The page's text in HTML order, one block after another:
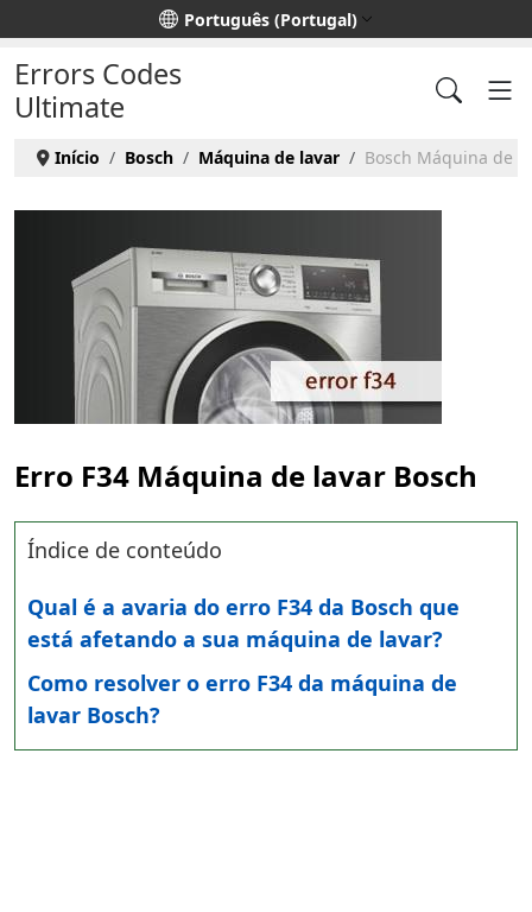
Escolha o seu idioma Português (Portugal)
Errors Codes
Ultimate
Início Bosch Máquina de lavar Bosch Máquina de
Erro F34 Máquina de lavar Bosch
Índice de conteúdo
Qual é a avaria do erro F34 da Bosch que
está afetando a sua máquina de lavar?
Como resolver o erro F34 da máquina de
lavar Bosch?